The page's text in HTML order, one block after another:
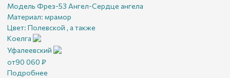
Модель Фрез-53 Ангел-Сердце ангела
Материал: мрамор
Цвет: Полевской , а также
Коелга
Уфалеевский
от90 060 ₽
Подробнее